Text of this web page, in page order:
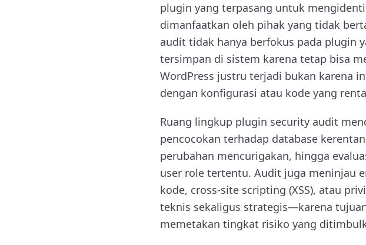
plugin yang terpasang untuk
dimanfaatkan oleh pihak yang tidak
audit tidak hanya berfokus pada plugin
tersimpan di sistem karena tetap bisa
WordPress justru terjadi bukan karena
dengan konfigurasi atau kode yang
Ruang lingkup plugin security audit
pencocokan terhadap database
perubahan mencurigakan, hingga
user role tertentu. Audit juga meninjau
kode, cross-site scripting (XSS), atau
teknis sekaligus strategis—karena
memetakan tingkat risiko yang